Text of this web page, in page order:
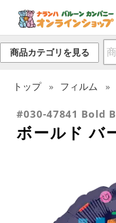
商品カテゴリを見る
トップ フィルム
#030-47841 Bold
ボールド バ